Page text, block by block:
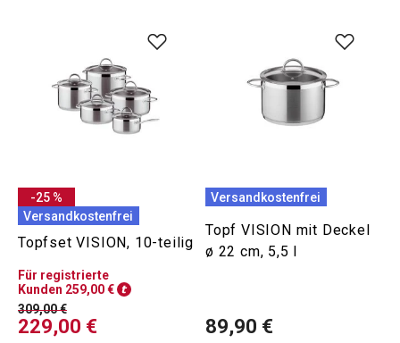
-25 %
Versandkostenfrei
Topfset VISION, 10-teilig
Für registrierte
Kunden 259,00 €
309,00 €
229,00 €
Versandkostenfrei
Topf VISION mit Deckel
ø 22 cm, 5,5 l
89,90 €